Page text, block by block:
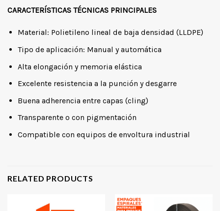
CARACTERÍSTICAS TÉCNICAS PRINCIPALES
Material: Polietileno lineal de baja densidad (LLDPE)
Tipo de aplicación: Manual y automática
Alta elongación y memoria elástica
Excelente resistencia a la punción y desgarre
Buena adherencia entre capas (cling)
Transparente o con pigmentación
Compatible con equipos de envoltura industrial
RELATED PRODUCTS